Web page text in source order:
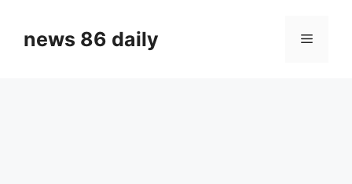
contentnews 86 daily Menu